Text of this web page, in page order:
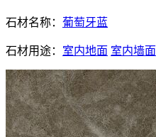
石材名称： 葡萄牙蓝
石材用途： 室内地面 室内墙面